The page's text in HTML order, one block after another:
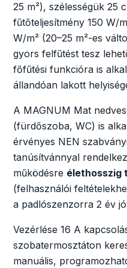
25 m²), szélességük 25
fűtőteljesítmény 150 W/
W/m² (20–25 m²-es
gyors felfűtést tesz
főfűtési funkcióra is
állandóan lakott
A MAGNUM Mat
(fürdőszoba, WC) is
érvényes NEN
tanúsítvánnyal
működésre élethosszig
(felhasználói
a padlószenzorra 2 év
Vezérlése 16 A
szobatermosztáton
manuális,